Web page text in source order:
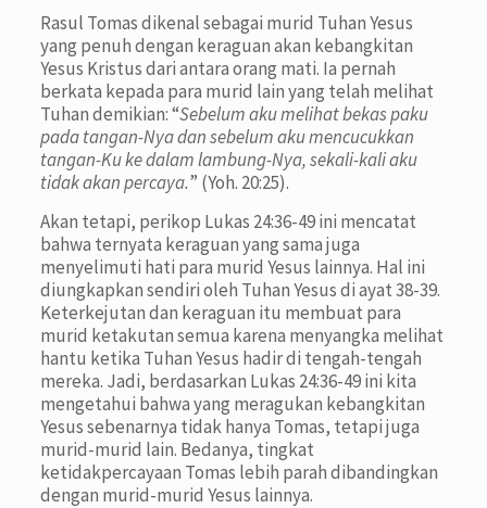
Rasul Tomas dikenal sebagai murid Tuhan Yesus
yang penuh dengan keraguan akan kebangkitan
Yesus Kristus dari antara orang mati. Ia pernah
berkata kepada para murid lain yang telah melihat
Tuhan demikian: “Sebelum aku melihat bekas paku
pada tangan-Nya dan sebelum aku mencucukkan
tangan-Ku ke dalam lambung-Nya, sekali-kali aku
tidak akan percaya.” (Yoh. 20:25).
Akan tetapi, perikop Lukas 24:36-49 ini mencatat
bahwa ternyata keraguan yang sama juga
menyelimuti hati para murid Yesus lainnya. Hal ini
diungkapkan sendiri oleh Tuhan Yesus di ayat 38-39.
Keterkejutan dan keraguan itu membuat para
murid ketakutan semua karena menyangka melihat
hantu ketika Tuhan Yesus hadir di tengah-tengah
mereka. Jadi, berdasarkan Lukas 24:36-49 ini kita
mengetahui bahwa yang meragukan kebangkitan
Yesus sebenarnya tidak hanya Tomas, tetapi juga
murid-murid lain. Bedanya, tingkat
ketidakpercayaan Tomas lebih parah dibandingkan
dengan murid-murid Yesus lainnya.